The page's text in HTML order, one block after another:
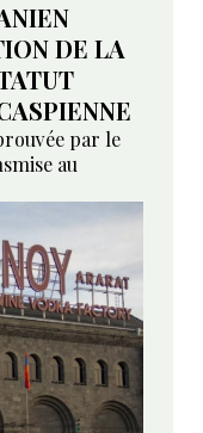
DE LA
par le
au